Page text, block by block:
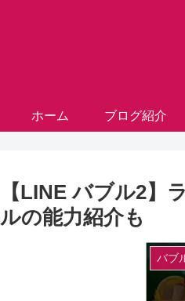
ホーム ブログ紹介
【LINE バブル2】
ルの能力紹介も
バブ